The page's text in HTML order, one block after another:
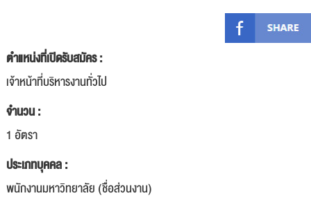
ตำแหน่งที่เปิดรับสมัคร :
เจ้าหน้าที่บริหารงานทั่วไป
จำนวน :
1 อัตรา
ประเภทบุคคล :
พนักงานมหาวิทยาลัย (ชื่อส่วนงาน)